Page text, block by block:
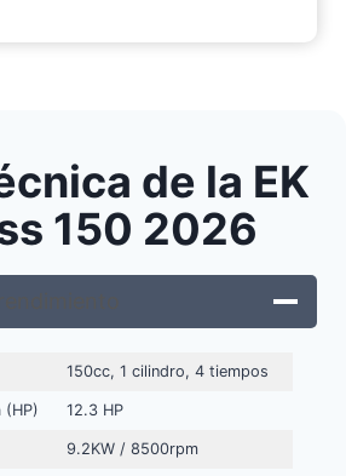
de la EK
150 2026
150cc, 1 cilindro, 4 tiempos
(HP) 12.3 HP
9.2KW / 8500rpm